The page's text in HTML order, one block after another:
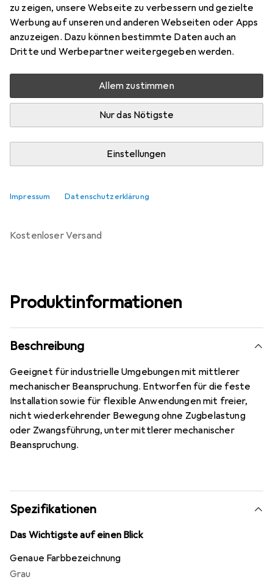
zu zeigen, unsere Webseite zu verbessern und gezielte
Werbung auf unseren und anderen Webseiten oder Apps
anzuzeigen. Dazu können bestimmte Daten auch an
Dritte und Werbepartner weitergegeben werden.
Allem zustimmen
Nur das Nötigste
Einstellungen
Impressum Datenschutzerklärung
Bewertungen
Zwischen Mo, 24.8. und Mi, 26.8. geliefert
Benachrichtigen, wenn schneller verfügbar
In den Warenkorb
kostenloser Versand
Produktinformationen
Beschreibung
Geeignet für industrielle Umgebungen mit mittlerer
mechanischer Beanspruchung. Entworfen für die feste
Installation sowie für flexible Anwendungen mit freier,
nicht wiederkehrender Bewegung ohne Zugbelastung
oder Zwangsführung, unter mittlerer mechanischer
Beanspruchung.
Spezifikationen
Das Wichtigste auf einen Blick
Genaue Farbbezeichnung
Grau